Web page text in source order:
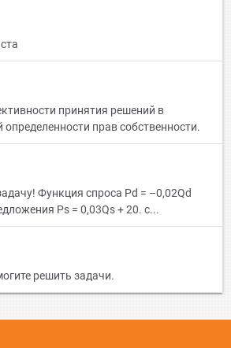
принятия решений в
определенности прав собственности.
Функция спроса Pd = –0,02Qd
Ps = 0,03Qs + 20. с...
решить задачи.